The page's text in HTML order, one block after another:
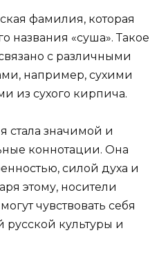
фамилия, которая
названия «суша». Такое
с различными
например, сухими
из сухого кирпича.
значимой и
коннотации. Она
силой духа и
этому, носители
чувствовать себя
культуры и